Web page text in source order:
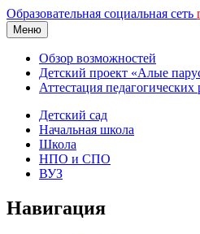
Образовательная социальная сеть
Меню
Обзор возможностей
Детский проект «Алые
Аттестация педагогических
Детский сад
Начальная школа
Школа
НПО и СПО
ВУЗ
Навигация